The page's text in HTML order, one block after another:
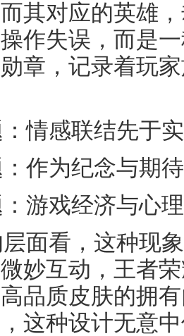
其对应的英雄
作失误，而是
章，记录着玩
情感联结先于
作为纪念与期
游戏经济与心
面看，这种现
妙互动，王者
品质皮肤的拥
这种设计无意